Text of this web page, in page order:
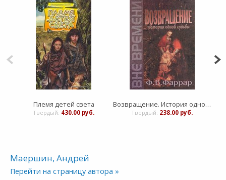
Племя детей света
Твердый: 430.00 руб.
Возвращение. История одной судьбы
Твердый: 238.00 руб.
Маершин, Андрей
Перейти на страницу автора »